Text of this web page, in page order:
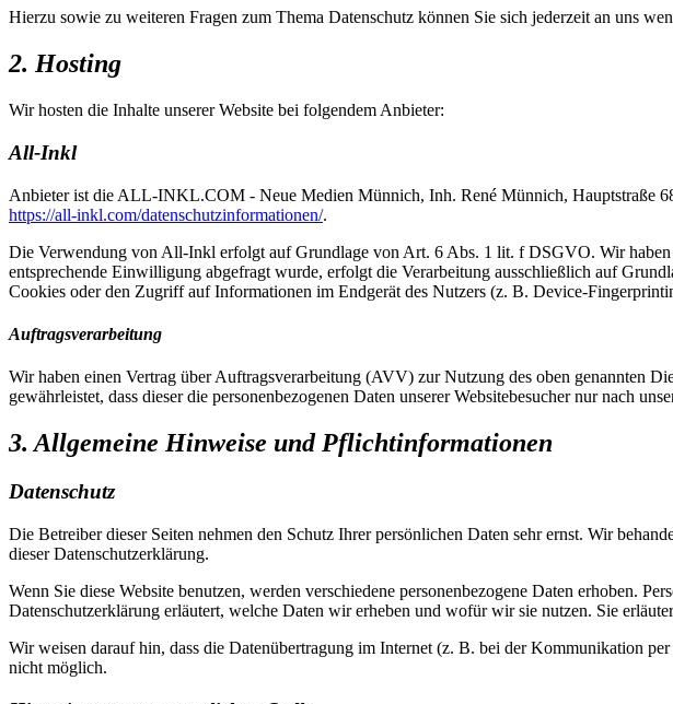
Hierzu sowie zu weiteren Fragen zum Thema Datenschutz können Sie sich jederzeit an uns
2. Hosting
Wir hosten die Inhalte unserer Website bei folgendem Anbieter:
All-Inkl
Anbieter ist die ALL-INKL.COM - Neue Medien Münnich, Inh. René Münnich, Hauptstraße
https://all-inkl.com/datenschutzinformationen/.
Die Verwendung von All-Inkl erfolgt auf Grundlage von Art. 6 Abs. 1 lit. f DSGVO. Wir haben
entsprechende Einwilligung abgefragt wurde, erfolgt die Verarbeitung ausschließlich auf
Cookies oder den Zugriff auf Informationen im Endgerät des Nutzers (z. B. Device-
Auftragsverarbeitung
Wir haben einen Vertrag über Auftragsverarbeitung (AVV) zur Nutzung des oben genannten
gewährleistet, dass dieser die personenbezogenen Daten unserer Websitebesucher nur nach
3. Allgemeine Hinweise und Pflicht­informationen
Datenschutz
Die Betreiber dieser Seiten nehmen den Schutz Ihrer persönlichen Daten sehr ernst. Wir
dieser Datenschutzerklärung.
Wenn Sie diese Website benutzen, werden verschiedene personenbezogene Daten erhoben.
Datenschutzerklärung erläutert, welche Daten wir erheben und wofür wir sie nutzen. Sie
Wir weisen darauf hin, dass die Datenübertragung im Internet (z. B. bei der Kommunikation
nicht möglich.